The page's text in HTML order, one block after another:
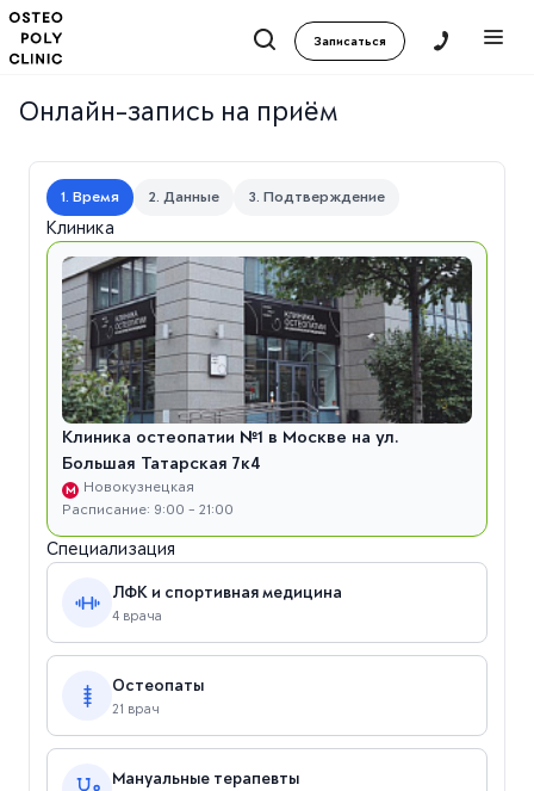
Записаться
Онлайн-запись на приём
1. Время 2. Данные 3. Подтверждение
Клиника
Клиника остеопатии №1 в Москве на ул.
Большая Татарская 7к4
М
Новокузнецкая
Расписание: 9:00 - 21:00
Специализация
ЛФК и спортивная медицина
4 врача
Остеопаты
21 врач
Мануальные терапевты